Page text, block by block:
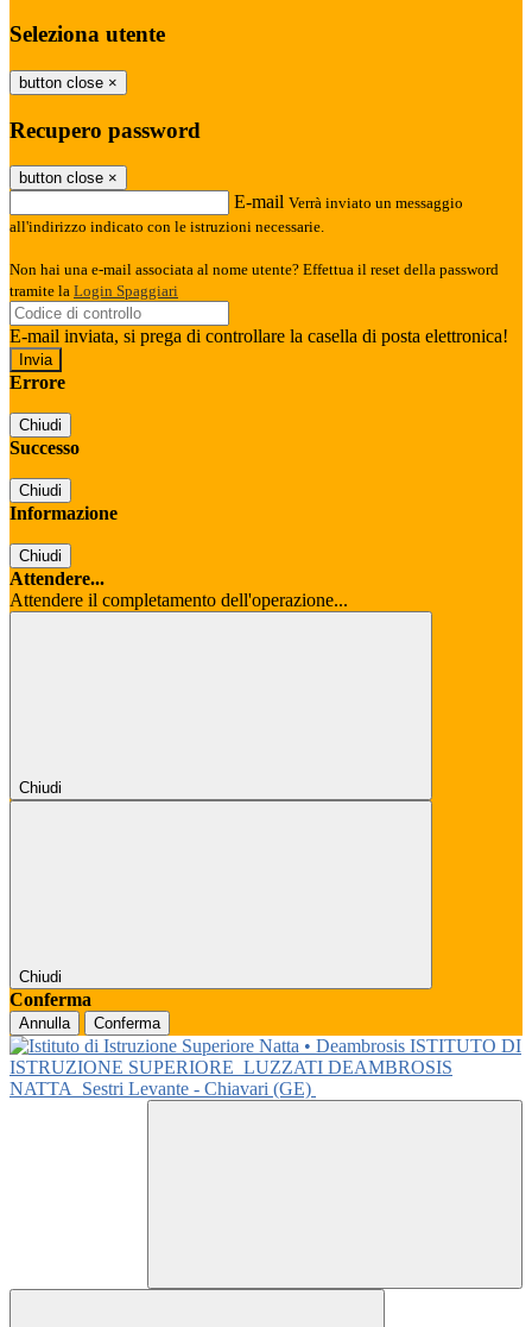
Seleziona utente
button close ×
Recupero password
button close ×
E-mail Verrà inviato un messaggio
all'indirizzo indicato con le istruzioni necessarie.
Non hai una e-mail associata al nome utente? Effettua il reset della password
tramite la Login Spaggiari
E-mail inviata, si prega di controllare la casella di posta elettronica!
Errore
Chiudi
Successo
Chiudi
Informazione
Chiudi
Attendere...
Attendere il completamento dell'operazione...
Chiudi
Chiudi
Conferma
Annulla Conferma
ISTITUTO DI
ISTRUZIONE SUPERIORE LUZZATI DEAMBROSIS
NATTA
Sestri Levante - Chiavari (GE)